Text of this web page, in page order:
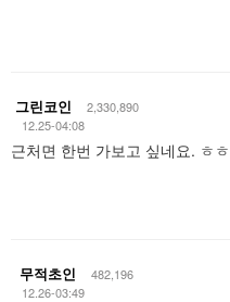
그린코인
2,330,890
12.25-04:08
근처면 한번 가보고 싶네요. ㅎㅎ
무적초인
482,196
12.26-03:49